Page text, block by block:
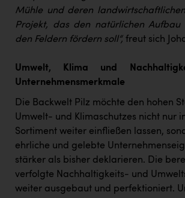
Mühle und deren
Projekt, das den natürlichen Aufbau
den Feldern fördern soll“, freut sich
Umwelt, Klima und
Unternehmensmerkmale
Die Backwelt Pilz möchte den hohen
Umwelt- und Klimaschutzes nicht nur
Sortiment weiter einfließen lassen,
ehrliche und gelebte
stärker als bisher deklarieren. Die
verfolgte Nachhaltigkeits- und
weiter ausgebaut und perfektioniert.